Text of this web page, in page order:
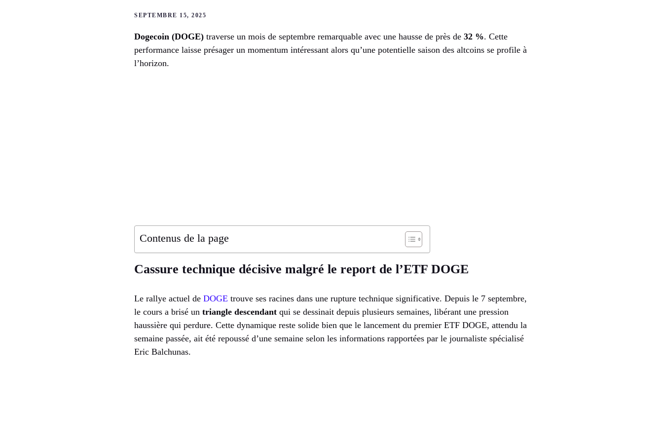
SEPTEMBRE 15, 2025
Dogecoin (DOGE) traverse un mois de septembre remarquable avec une hausse de près de 32 %. Cette
performance laisse présager un momentum intéressant alors qu’une potentielle saison des altcoins se profile à
l’horizon.
Contenus de la page
Cassure technique décisive malgré le report de l’ETF DOGE
Le rallye actuel de DOGE trouve ses racines dans une rupture technique significative. Depuis le 7 septembre,
le cours a brisé un triangle descendant qui se dessinait depuis plusieurs semaines, libérant une pression
haussière qui perdure. Cette dynamique reste solide bien que le lancement du premier ETF DOGE, attendu la
semaine passée, ait été repoussé d’une semaine selon les informations rapportées par le journaliste spécialisé
Eric Balchunas.